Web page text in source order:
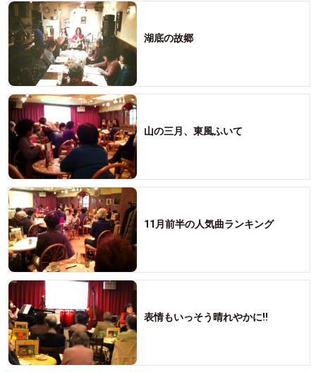
湖底の故郷
山の三月、東風ふいて
11月前半の人気曲ランキング
表情もいっそう晴れやかに!!